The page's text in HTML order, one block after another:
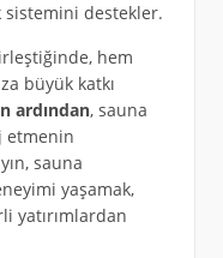
sistemini destekler.
hem
büyük katkı
ardından, sauna
etmenin
sauna
yaşamak,
yatırımlardan